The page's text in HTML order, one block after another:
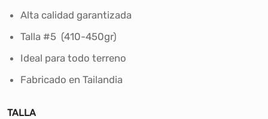
Alta calidad garantizada
Talla #5 (410-450gr)
Ideal para todo terreno
Fabricado en Tailandia
TALLA